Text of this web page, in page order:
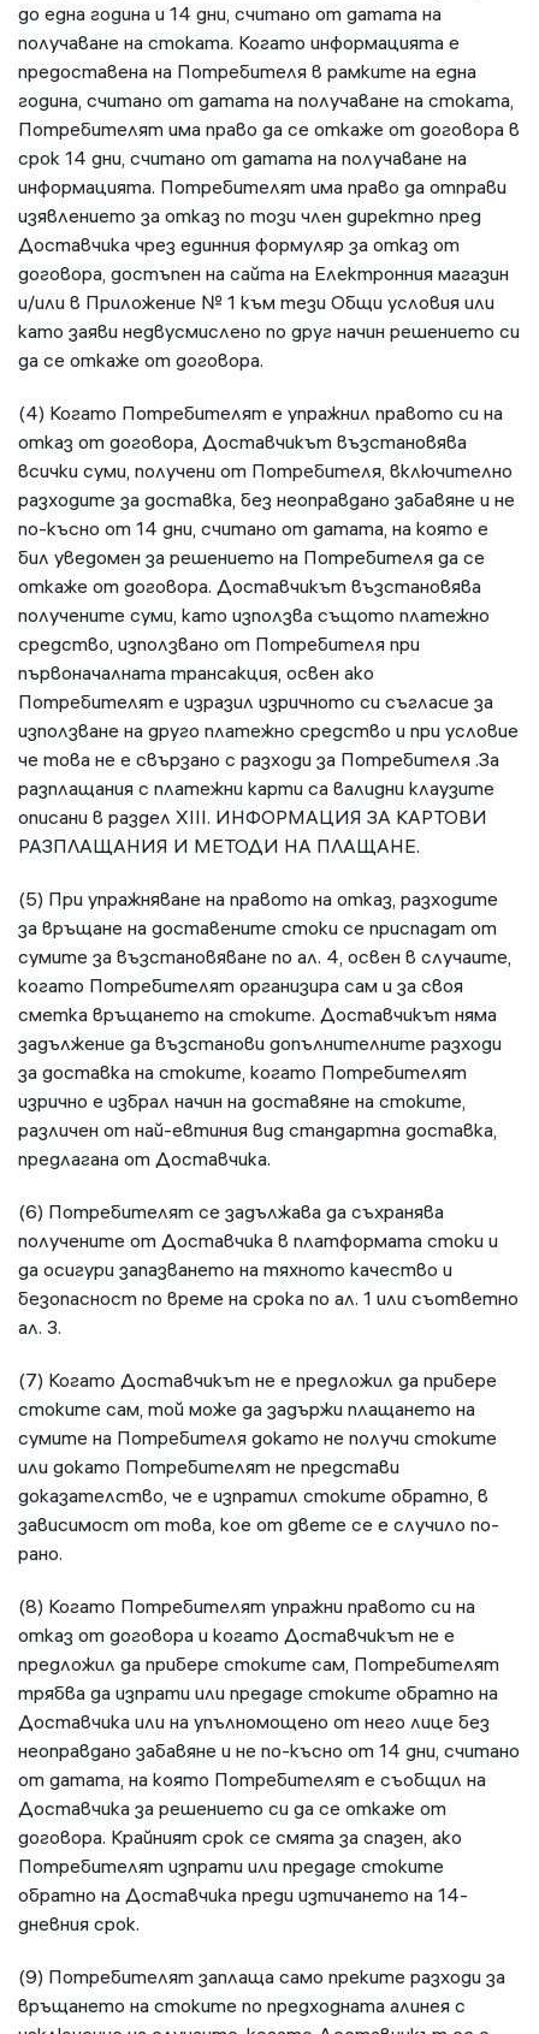
до една година и 14 дни, считано от датата на
получаване на стоката. Когато информацията е
предоставена на Потребителя в рамките на една
година, считано от датата на получаване на стоката,
Потребителят има право да се откаже от договора в
срок 14 дни, считано от датата на получаване на
информацията. Потребителят има право да отправи
изявлението за отказ по този член директно пред
Доставчика чрез единния формуляр за отказ от
договора, достъпен на сайта на Електронния магазин
и/или в Приложение № 1 към тези Общи условия или
като заяви недвусмислено по друг начин решението си
да се откаже от договора.
(4) Когато Потребителят е упражнил правото си на
отказ от договора, Доставчикът възстановява
всички суми, получени от Потребителя, включително
разходите за доставка, без неоправдано забавяне и не
по-късно от 14 дни, считано от датата, на която е
бил уведомен за решението на Потребителя да се
откаже от договора. Доставчикът възстановява
получените суми, като използва същото платежно
средство, използвано от Потребителя при
първоначалната трансакция, освен ако
Потребителят е изразил изричното си съгласие за
използване на друго платежно средство и при условие
че това не е свързано с разходи за Потребителя .За
разплащания с платежни карти са валидни клаузите
описани в раздел XIII. ИНФОРМАЦИЯ ЗА КАРТОВИ
РАЗПЛАЩАНИЯ И МЕТОДИ НА ПЛАЩАНЕ.
(5) При упражняване на правото на отказ, разходите
за връщане на доставените стоки се приспадат от
сумите за възстановяване по ал. 4, освен в случаите,
когато Потребителят организира сам и за своя
сметка връщането на стоките. Доставчикът няма
задължение да възстанови допълнителните разходи
за доставка на стоките, когато Потребителят
изрично е избрал начин на доставяне на стоките,
различен от най-евтиния вид стандартна доставка,
предлагана от Доставчика.
(6) Потребителят се задължава да съхранява
получените от Доставчика в платформата стоки и
да осигури запазването на тяхното качество и
безопасност по време на срока по ал. 1 или съответно
ал. 3.
(7) Когато Доставчикът не е предложил да прибере
стоките сам, той може да задържи плащането на
сумите на Потребителя докато не получи стоките
или докато Потребителят не представи
доказателство, че е изпратил стоките обратно, в
зависимост от това, кое от двете се е случило по-
рано.
(8) Когато Потребителят упражни правото си на
отказ от договора и когато Доставчикът не е
предложил да прибере стоките сам, Потребителят
трябва да изпрати или предаде стоките обратно на
Доставчика или на упълномощено от него лице без
неоправдано забавяне и не по-късно от 14 дни, считано
от датата, на която Потребителят е съобщил на
Доставчика за решението си да се откаже от
договора. Крайният срок се смята за спазен, ако
Потребителят изпрати или предаде стоките
обратно на Доставчика преди изтичането на 14-
дневния срок.
(9) Потребителят заплаща само преките разходи за
връщането на стоките по предходната алинея с